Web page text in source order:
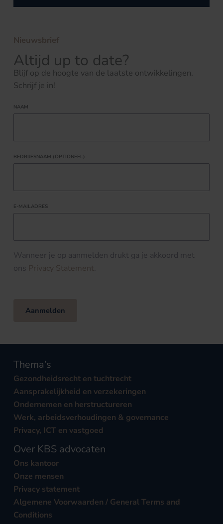
Nieuwsbrief
Altijd up to date?
Blijf op de hoogte van de laatste ontwikkelingen.
Schrijf je in!
NAAM
BEDRIJFSNAAM (OPTIONEEL)
E-MAILADRES
Wanneer je op aanmelden drukt ga je akkoord met
ons Privacy Statement.
Aanmelden
Thema’s
Gezondheidsrecht en tuchtrecht
Aansprakelijkheid en verzekeringen
Ondernemen en herstructureren
Werk, arbeidsverhoudingen & governance
Privacy, ICT en vastgoed
Over KBS advocaten
Ons kantoor
Onze mensen
Privacy statement
Algemene Voorwaarden / General Terms and
Conditions